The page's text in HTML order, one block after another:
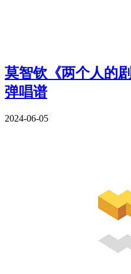
莫智钦《两个人的
弹唱谱
2024-06-05